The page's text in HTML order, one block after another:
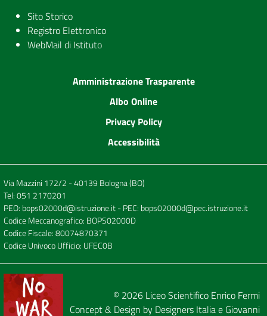
Sito Storico
Registro Elettronico
WebMail di Istituto
Amministrazione Trasparente
Albo Online
Privacy Policy
Accessibilità
Via Mazzini 172/2 - 40139 Bologna (BO)
Tel:051 2170201
PEO: bops02000d@istruzione.it- PEC: bops02000d@pec.istruzione.it
Codice Meccanografico: BOPS02000D
Codice Fiscale: 80074870371
Codice Univoco Ufficio: UFEC0B
© 2026 Liceo Scientifico Enrico Fermi
Concept & Design by Designers Italiae Giovanni